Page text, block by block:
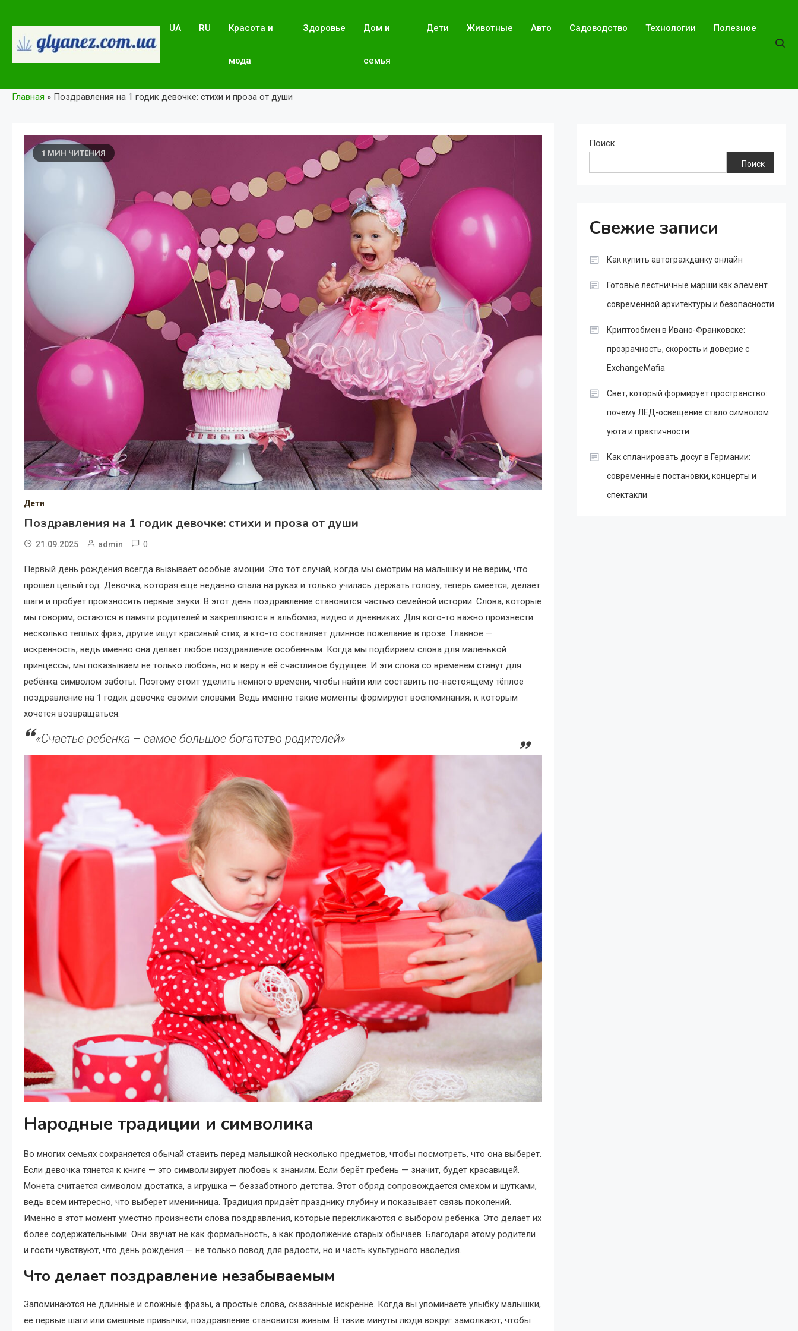
content
UA RU Красота и
мода
Здоровье Дом и
семья
Дети Животные Авто Садоводство Технологии Полезное
Главная » Поздравления на 1 годик девочке: стихи и проза от души
1 МИН ЧИТЕНИЯ
Дети
Поздравления на 1 годик девочке: стихи и проза от души
21.09.2025 admin 0
Первый день рождения всегда вызывает особые эмоции. Это тот случай, когда мы смотрим на малышку и не верим, что
прошёл целый год. Девочка, которая ещё недавно спала на руках и только училась держать голову, теперь смеётся, делает
шаги и пробует произносить первые звуки. В этот день поздравление становится частью семейной истории. Слова, которые
мы говорим, остаются в памяти родителей и закрепляются в альбомах, видео и дневниках. Для кого-то важно произнести
несколько тёплых фраз, другие ищут красивый стих, а кто-то составляет длинное пожелание в прозе. Главное —
искренность, ведь именно она делает любое поздравление особенным. Когда мы подбираем слова для маленькой
принцессы, мы показываем не только любовь, но и веру в её счастливое будущее. И эти слова со временем станут для
ребёнка символом заботы. Поэтому стоит уделить немного времени, чтобы найти или составить по-настоящему тёплое
поздравление на 1 годик девочке своими словами. Ведь именно такие моменты формируют воспоминания, к которым
хочется возвращаться.
«Счастье ребёнка – самое большое богатство родителей»
Народные традиции и символика
Во многих семьях сохраняется обычай ставить перед малышкой несколько предметов, чтобы посмотреть, что она выберет.
Если девочка тянется к книге — это символизирует любовь к знаниям. Если берёт гребень — значит, будет красавицей.
Монета считается символом достатка, а игрушка — беззаботного детства. Этот обряд сопровождается смехом и шутками,
ведь всем интересно, что выберет именинница. Традиция придаёт празднику глубину и показывает связь поколений.
Именно в этот момент уместно произнести слова поздравления, которые перекликаются с выбором ребёнка. Это делает их
более содержательными. Они звучат не как формальность, а как продолжение старых обычаев. Благодаря этому родители
и гости чувствуют, что день рождения — не только повод для радости, но и часть культурного наследия.
Что делает поздравление незабываемым
Запоминаются не длинные и сложные фразы, а простые слова, сказанные искренне. Когда вы упоминаете улыбку малышки,
её первые шаги или смешные привычки, поздравление становится живым. В такие минуты люди вокруг замолкают, чтобы
Поиск
Поиск
Свежие записи
Как купить автогражданку онлайн
Готовые лестничные марши как элемент
современной архитектуры и безопасности
Криптообмен в Ивано-Франковске:
прозрачность, скорость и доверие с
ExchangeMafia
Свет, который формирует пространство:
почему ЛЕД-освещение стало символом
уюта и практичности
Как спланировать досуг в Германии:
современные постановки, концерты и
спектакли